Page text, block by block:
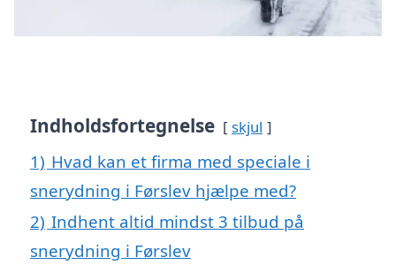
Indholdsfortegnelse skjul
1) Hvad kan et firma med speciale i
snerydning i Førslev hjælpe med?
2) Indhent altid mindst 3 tilbud på
snerydning i Førslev